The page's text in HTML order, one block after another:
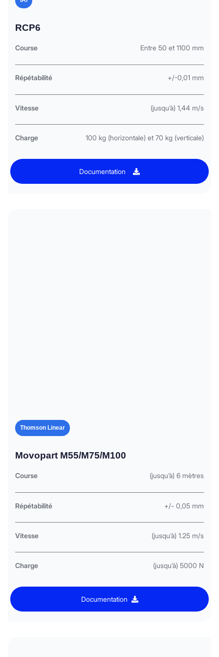
RCP6
Course Entre 50 et 1100 mm
Répétabilité +/-0,01 mm
Vitesse (jusqu’à) 1,44 m/s
Charge 100 kg (horizontale) et 70 kg (verticale)
Documentation
Thomson Linear
Movopart M55/M75/M100
Course (jusqu’à) 6 mètres
Répétabilité +/- 0,05 mm
Vitesse (jusqu’à) 1.25 m/s
Charge (jusqu’à) 5000 N
Documentation